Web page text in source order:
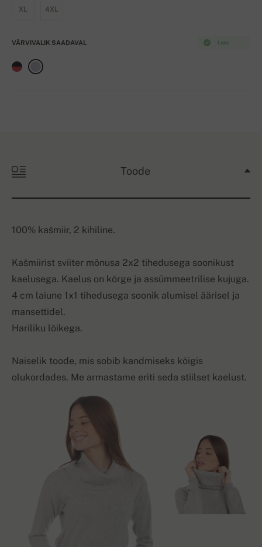
XL 4XL
Laos
VÄRVIVALIK SAADAVAL
Toode
100% kašmiir, 2 kihiline.
Kašmiirist sviiter mõnusa 2x2 tihedusega soonikust
kaelusega. Kaelus on kõrge ja assümmeetrilise kujuga.
4 cm laiune 1x1 tihedusega soonik alumisel äärisel ja
mansettidel.
Hariliku lõikega.
Naiselik toode, mis sobib kandmiseks kõigis
olukordades. Me armastame eriti seda stiilset kaelust.